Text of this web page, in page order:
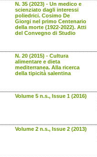
N. 35 (2023) - Un medico e
scienziato dagli interessi
poliedrici. Cosimo De
Giorgi nel primo Centenario
della morte (1922-2022). Atti
del Convegno di Studio
N. 20 (2015) - Cultura
alimentare e dieta
mediterranea. Alla ricerca
della tipicità salentina
Volume 5 n.s., Issue 1 (2016)
Volume 2 n.s., Issue 2 (2013)